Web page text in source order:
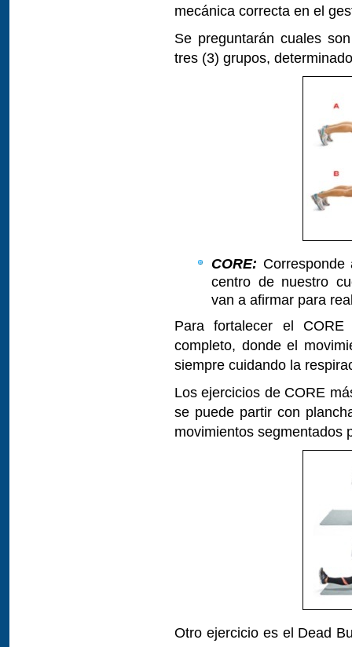
mecánica correcta en el
Se preguntarán cuales
tres (3) grupos,
CORE:
centro de nuestro
van a afirmar para
Para fortalecer el
completo, donde el
siempre cuidando la
Los ejercicios de CORE
se puede partir con
movimientos segmentados
Otro ejercicio es el Dead